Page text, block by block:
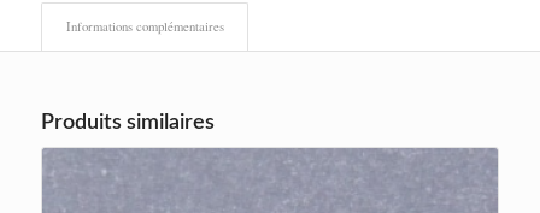
Informations complémentaires
Produits similaires